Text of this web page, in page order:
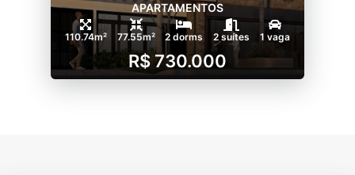
APARTAMENTOS
110.74m² 77.55m² 2 dorms 2 suítes 1 vaga
R$ 730.000